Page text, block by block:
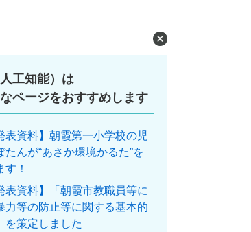
工知能）は
ページをおすすめします
表資料】朝霞第一小学校の児
たんが“あさか環境かるた”を
す！
表資料】「朝霞市教職員等に
力等の防止等に関する基本的
を策定しました